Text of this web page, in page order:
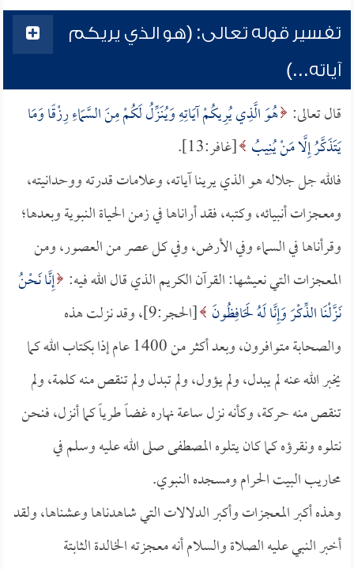
تفسير قوله تعالى: (هو الذي يريكم
آياته...)
قال تعالى: هُوَ الَّذِي يُرِيكُمْ آيَاتِهِ وَيُنَزِّلُ لَكُمْ مِنَ السَّمَاءِ رِزْقًا وَمَا
يَتَذَكَّرُ إِلَّا مَنْ يُنِيبُ [غافر:13].
فالله جل جلاله هو الذي يرينا آياته، وعلامات قدرته ووحدانيته،
ومعجزات أنبيائه، وكتبه، فقد أراناها في زمن الحياة النبوية وبعدها؛
وقرأناها في السماء وفي الأرض، وفي كل عصر من العصور، ومن
المعجزات التي نعيشها: القرآن الكريم الذي قال الله فيه: إِنَّا نَحْنُ
نَزَّلْنَا الذِّكْرَ وَإِنَّا لَهُ لَحَافِظُونَ
[الحجر:9]، وقد نزلت هذه
والصحابة متوافرون، وبعد أكثر من 1400 عام إذا بكتاب الله كما
يخبر الله عنه لم يبدل، ولم يؤول، ولم تبدل ولم تنقص منه كلمة، ولم
تنقص منه حركة، وكأنه نزل ساعة نهاره غضاً طرياً كما أنزل، فنحن
نتلوه ونقرؤه كما كان يتلوه المصطفى صلى الله عليه وسلم في
محاريب البيت الحرام ومسجده النبوي.
وهذه أكبر المعجزات وأكبر الدلالات التي شاهدناها وعشناها، ولقد
أخبر النبي عليه الصلاة والسلام أنه معجزته الخالدة الثابتة